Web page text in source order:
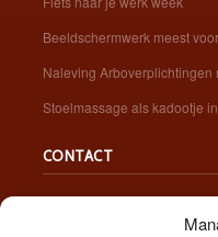
Beeldschermwerk meest
Naleving Arboverplichtingen
Stoelmassage als kadootje
CONTACT
BEL 06 - 513 875 69